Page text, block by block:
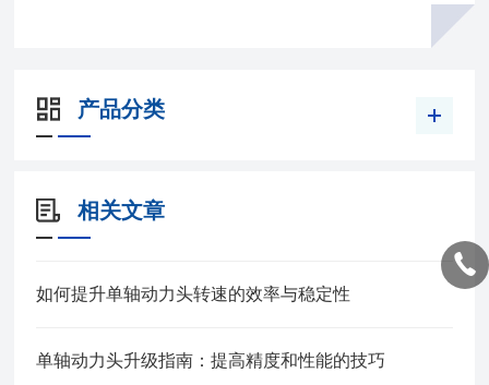
产品分类
相关文章
如何提升单轴动力头转速的效率与稳定性
单轴动力头升级指南：提高精度和性能的技巧